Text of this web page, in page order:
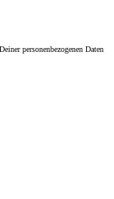
personenbezogenen Daten